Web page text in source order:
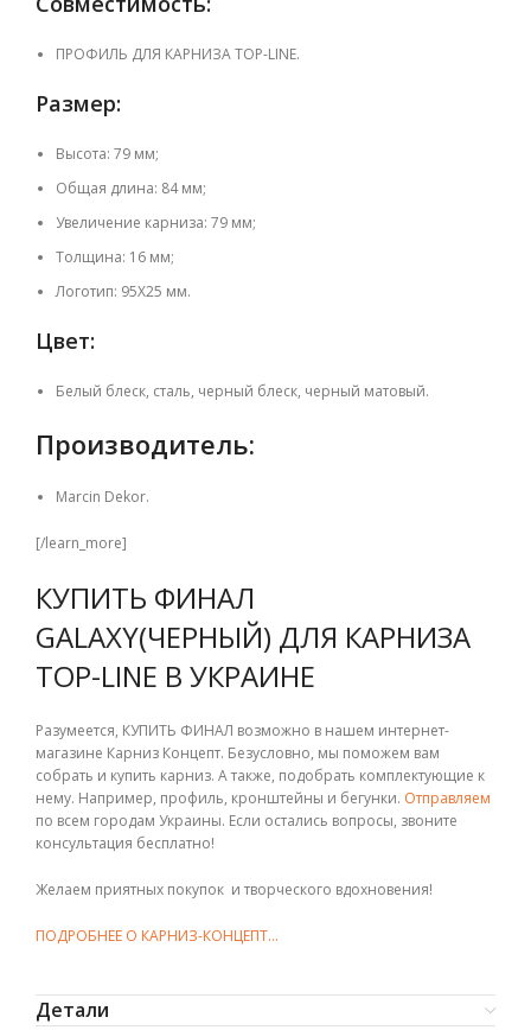
ПРОФИЛЬ ДЛЯ КАРНИЗА TOP-LINE.
Размер:
Высота: 79 мм;
Общая длина: 84 мм;
Увеличение карниза: 79 мм;
Толщина: 16 мм;
Логотип: 95Х25 мм.
Цвет:
Белый блеск, сталь, черный блеск, черный матовый.
Производитель:
Marcin Dekor.
[/learn_more]
КУПИТЬ ФИНАЛ
GALAXY(ЧЕРНЫЙ) ДЛЯ КАРНИЗА
TOP-LINE В УКРАИНЕ
Разумеется, КУПИТЬ ФИНАЛ возможно в нашем интернет-
магазине Карниз Концепт. Безусловно, мы поможем вам
собрать и купить карниз. А также, подобрать комплектующие к
нему. Например, профиль, кронштейны и бегунки. Отправляем
по всем городам Украины. Если остались вопросы, звоните
консультация бесплатно!
Желаем приятных покупок и творческого вдохновения!
ПОДРОБНЕЕ О КАРНИЗ-КОНЦЕПТ…
Детали